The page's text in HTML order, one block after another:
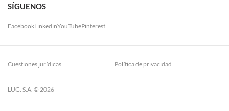
SÍGUENOS
FacebookLinkedinYouTubePinterest
LUG. S.A. © 2026
Cuestiones jurídicas Política de privacidad